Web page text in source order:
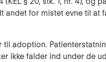
andet for mistet evne til at
til adoption.
ikke falder ind under de